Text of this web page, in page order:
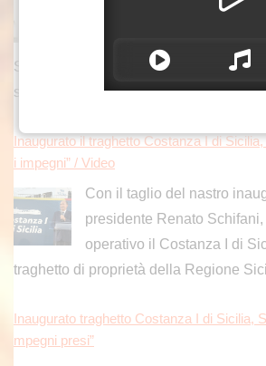
sostiene che la
“plotone di esecuzione”
Solo che, a differenza sua, non mi
su
Inaugurato il traghetto Costanza I di
i impegni” / Video
Con il taglio del nastro
presidente Renato
operativo il Costanza I di
traghetto di proprietà della Regione
Inaugurato traghetto Costanza I di Sicilia,
mpegni presi”